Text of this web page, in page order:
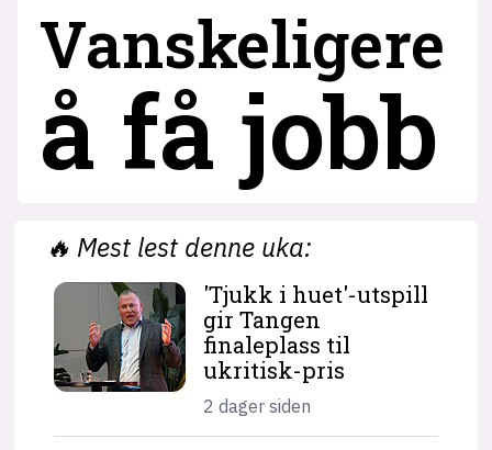
Vanskeligere
å få jobb
🔥 Mest lest denne uka:
'Tjukk i huet'-utspill
gir Tangen
finaleplass til
ukritisk-pris
2 dager siden